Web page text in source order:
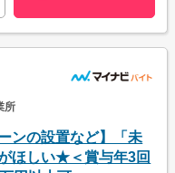
所
ンの設置など】「未
ほしい★＜賞与年3回